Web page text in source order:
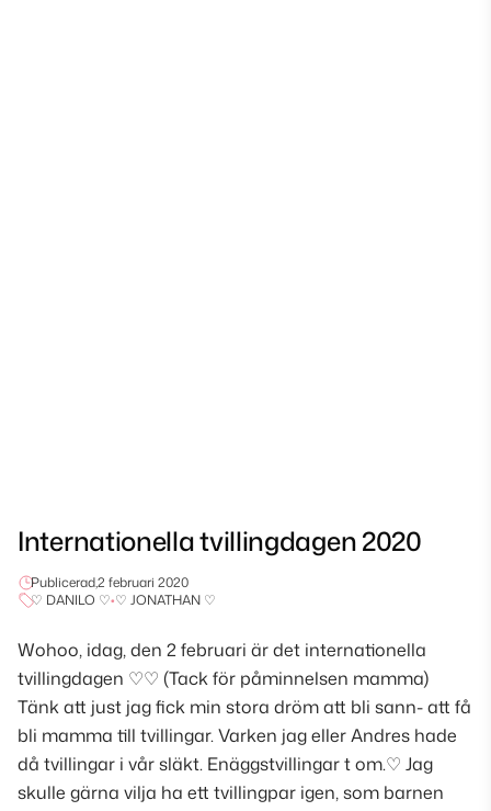
Internationella tvillingdagen 2020
Publicerad,2 februari 2020
♡ DANILO ♡•♡ JONATHAN ♡
Wohoo, idag, den 2 februari är det internationella
tvillingdagen ♡♡ (Tack för påminnelsen mamma)
Tänk att just jag fick min stora dröm att bli sann- att få
bli mamma till tvillingar. Varken jag eller Andres hade
då tvillingar i vår släkt. Enäggstvillingar t om.♡ Jag
skulle gärna vilja ha ett tvillingpar igen, som barnen